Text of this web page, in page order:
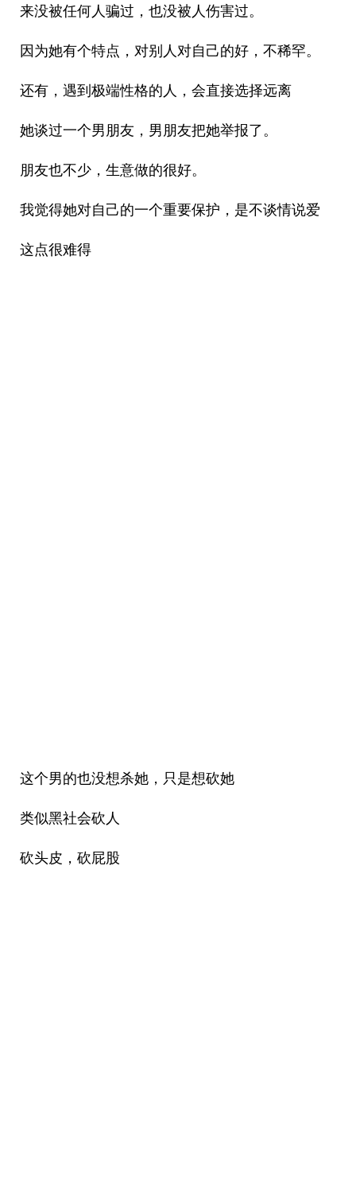
来没被任何人骗过，也没被人伤害过。
因为她有个特点，对别人对自己的好，不稀罕。
还有，遇到极端性格的人，会直接选择远离
她谈过一个男朋友，男朋友把她举报了。
朋友也不少，生意做的很好。
我觉得她对自己的一个重要保护，是不谈情说爱
这点很难得
这个男的也没想杀她，只是想砍她
类似黑社会砍人
砍头皮，砍屁股